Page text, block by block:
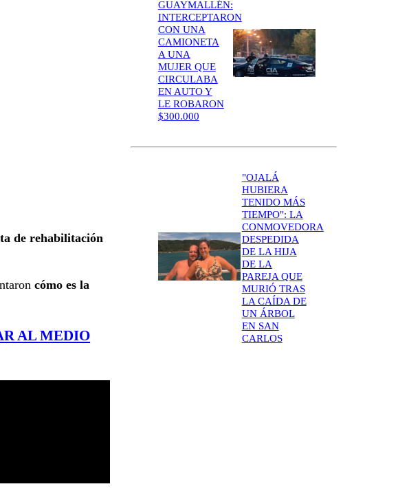
de rehabilitación
cómo es la
AL MEDIO
GUAYMALLÉN:
INTERCEPTARON
CON UNA
CAMIONETA
A UNA
MUJER QUE
CIRCULABA
EN AUTO Y
LE ROBARON
$300.000
"OJALÁ
HUBIERA
TENIDO MÁS
TIEMPO": LA
CONMOVEDORA
DESPEDIDA
DE LA HIJA
DE LA
PAREJA QUE
MURIÓ TRAS
LA CAÍDA DE
UN ÁRBOL
EN SAN
CARLOS